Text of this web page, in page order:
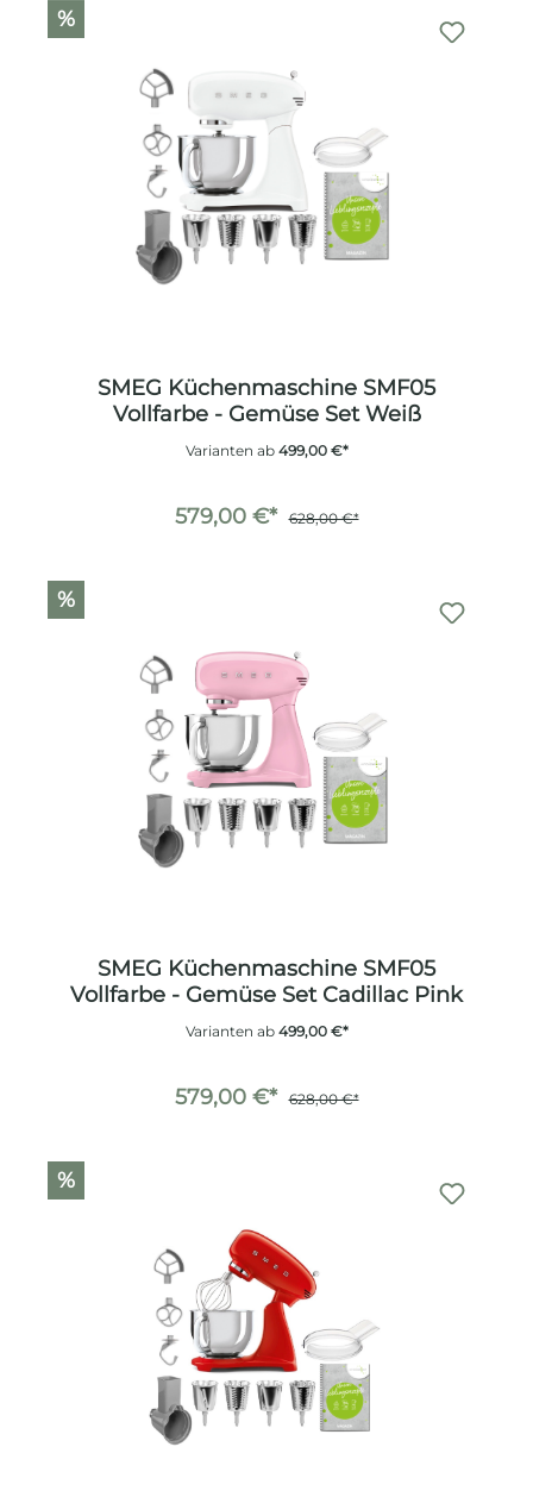
%
SMEG Küchenmaschine SMF05
Vollfarbe - Gemüse Set Weiß
Varianten ab499,00 €*
579,00 €* 628,00 €*
%
SMEG Küchenmaschine SMF05
Vollfarbe - Gemüse Set Cadillac Pink
Varianten ab499,00 €*
579,00 €* 628,00 €*
%